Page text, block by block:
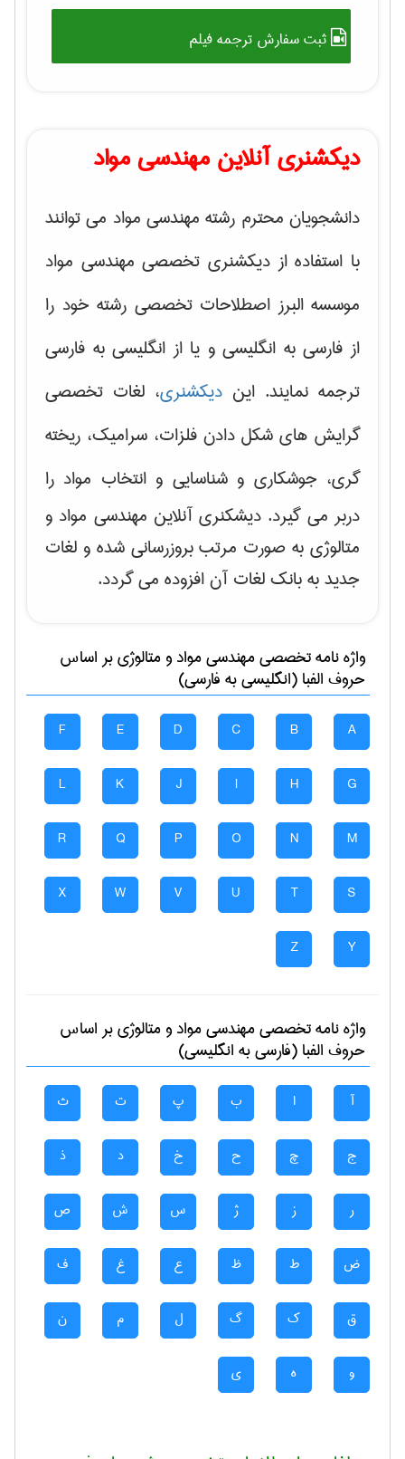
ثبت سفارش ترجمه فیلم
دیکشنری آنلاین مهندسی مواد
دانشجویان محترم رشته مهندسی مواد می توانند
با استفاده از دیکشنری تخصصی مهندسی مواد
موسسه البرز اصطلاحات تخصصی رشته خود را
از فارسی به انگلیسی و یا از انگلیسی به فارسی
ترجمه نمایند. این دیکشنری، لغات تخصصی
گرایش های شکل دادن فلزات، سرامیک، ریخته
گری، جوشکاری و شناسایی و انتخاب مواد را
دربر می گیرد. دیشکنری آنلاین مهندسی مواد و
متالوژی به صورت مرتب بروزرسانی شده و لغات
جدید به بانک لغات آن افزوده می گردد.
واژه نامه تخصصیمهندسی مواد و متالوژیبر اساس
حروف الفبا (انگلیسی به فارسی)
A
B
C
D
E
F
G
H
I
J
K
L
M
N
O
P
Q
R
S
T
U
V
W
X
Y
Z
واژه نامه تخصصیمهندسی مواد و متالوژیبر اساس
حروف الفبا (فارسی به انگلیسی)
آ ا ب پ ت ث
ج چ ح خ د ذ
ر ز ژ س ش ص
ض ط ظ ع غ ف
ق ک گ ل م ن
و ه ی